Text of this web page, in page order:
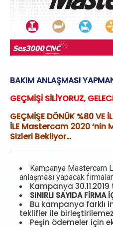
BAKIM ANLAŞMASI
GEÇMİŞİ SİLİYORUZ,
GEÇMİŞE DÖNÜK %80 VE
İLE Mastercam 2020 ‘nin
Sizleri Bekliyor…
Kampanya Mastercam
anlaşması yapacak
Kampanya
SINIRLI SAYIDA FİRMA
Bu kampanya farklı
teklifler ile
Peşin ödemeler için